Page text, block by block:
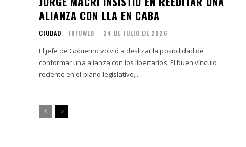
ALIANZA CON LLA EN CABA
CIUDAD INFOWEB - 24 DE JULIO DE 2026
El jefe de Gobierno volvió a deslizar la posibilidad de
conformar una alianza con los libertarios. El buen vínculo
reciente en el plano legislativo,...